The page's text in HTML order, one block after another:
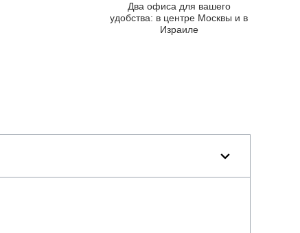
Два офиса для вашего
удобства: в центре Москвы и в
Израиле